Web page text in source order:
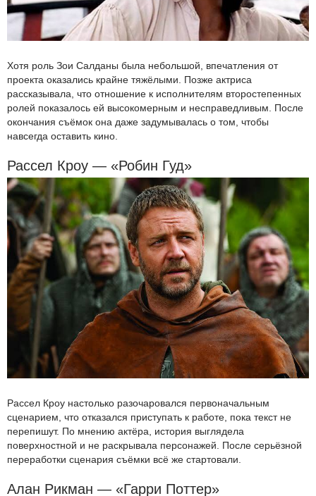
Хотя роль Зои Салданы была небольшой, впечатления от
проекта оказались крайне тяжёлыми. Позже актриса
рассказывала, что отношение к исполнителям второстепенных
ролей показалось ей высокомерным и несправедливым. После
окончания съёмок она даже задумывалась о том, чтобы
навсегда оставить кино.
Рассел Кроу — «Робин Гуд»
Рассел Кроу настолько разочаровался первоначальным
сценарием, что отказался приступать к работе, пока текст не
перепишут. По мнению актёра, история выглядела
поверхностной и не раскрывала персонажей. После серьёзной
переработки сценария съёмки всё же стартовали.
Алан Рикман — «Гарри Поттер»